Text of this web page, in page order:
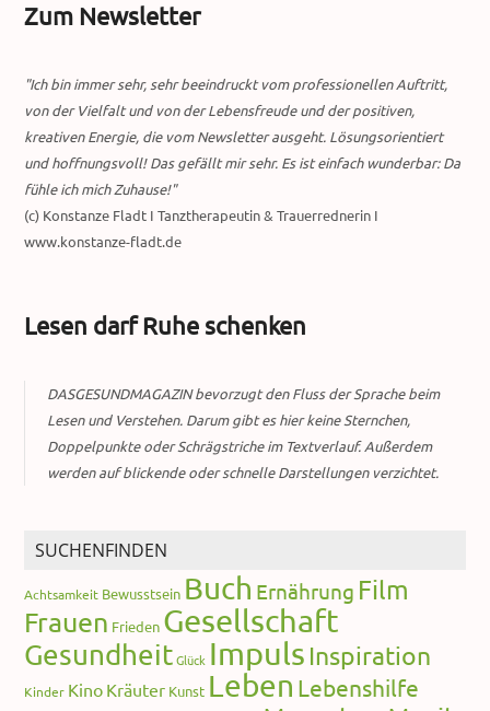
Zum Newsletter
"Ich bin immer sehr, sehr beeindruckt vom professionellen Auftritt,
von der Vielfalt und von der Lebensfreude und der positiven,
kreativen Energie, die vom Newsletter ausgeht. Lösungsorientiert
und hoffnungsvoll! Das gefällt mir sehr. Es ist einfach wunderbar: Da
fühle ich mich Zuhause!"
(c) Konstanze Fladt I Tanztherapeutin & Trauerrednerin I
www.konstanze-fladt.de
Lesen darf Ruhe schenken
DASGESUNDMAGAZIN bevorzugt den Fluss der Sprache beim
Lesen und Verstehen. Darum gibt es hier keine Sternchen,
Doppelpunkte oder Schrägstriche im Textverlauf. Außerdem
werden auf blickende oder schnelle Darstellungen verzichtet.
SUCHENFINDEN
Achtsamkeit Bewusstsein Buch Ernährung Film
Frauen Frieden Gesellschaft
Gesundheit Glück Impuls Inspiration
Kinder Kino Kräuter Kunst Leben Lebenshilfe